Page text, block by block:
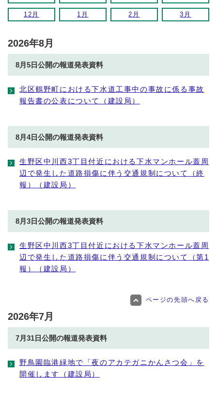
12月 1月 2月 3月
2026年8月
8月5日公開の報道発表資料
北区鶴野町における下水道工事中の事故に係る事故
報告書の公表について（建設局）
8月4日公開の報道発表資料
生野区中川西3丁目付近における下水マンホール蓋周
辺で発生した道路損傷に伴う交通規制について（終
報）（建設局）
8月3日公開の報道発表資料
生野区中川西3丁目付近における下水マンホール蓋周
辺で発生した道路損傷に伴う交通規制について（第1
報）（建設局）
ページの先頭へ戻る
2026年7月
7月31日公開の報道発表資料
野鳥園臨港緑地で「夜のアカテガニかんさつ会」を
開催します（建設局）